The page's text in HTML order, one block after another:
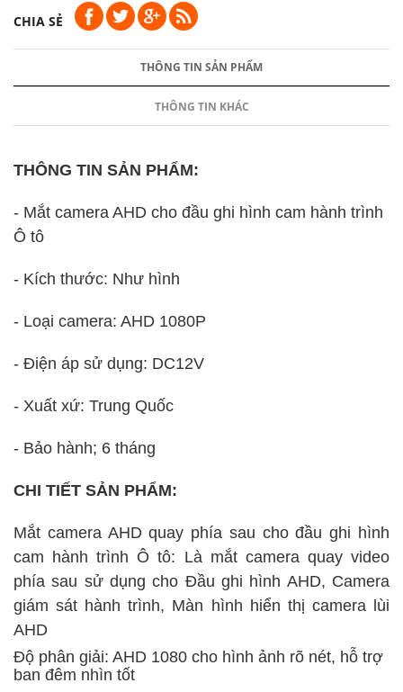
CHIA SẺ
THÔNG TIN SẢN PHẨM
THÔNG TIN KHÁC
THÔNG TIN SẢN PHẨM:
- Mắt camera AHD cho đầu ghi hình cam hành trình
Ô tô
- Kích thước: Như hình
- Loại camera: AHD 1080P
- Điện áp sử dụng: DC12V
- Xuất xứ: Trung Quốc
- Bảo hành; 6 tháng
CHI TIẾT SẢN PHẨM:
Mắt camera AHD quay phía sau cho đầu ghi hình
cam hành trình Ô tô: Là mắt camera quay video
phía sau sử dụng cho Đầu ghi hình AHD, Camera
giám sát hành trình, Màn hình hiển thị camera lùi
AHD
Độ phân giải: AHD 1080 cho hình ảnh rõ nét, hỗ trợ
ban đêm nhìn tốt